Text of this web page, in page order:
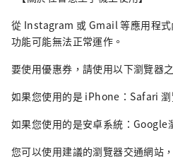
從 Instagram 或 Gmail 等應用程
功能可能無法正常運作。
要使用優惠券，請使用以下瀏覽器
如果您使用的是 iPhone：Safari
如果您使用的是安卓系統：Google
您可以使用建議的瀏覽器交通網站